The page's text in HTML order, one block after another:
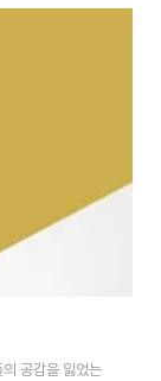
공감을 잃었는